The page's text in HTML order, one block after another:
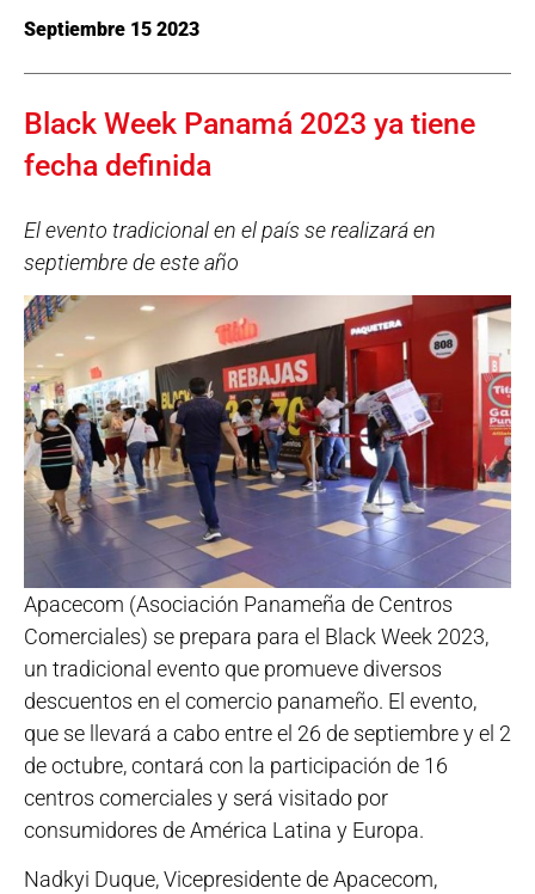
Septiembre 15 2023
Black Week Panamá 2023 ya tiene
fecha definida
El evento tradicional en el país se realizará en
septiembre de este año
Apacecom (Asociación Panameña de Centros
Comerciales) se prepara para el Black Week 2023,
un tradicional evento que promueve diversos
descuentos en el comercio panameño. El evento,
que se llevará a cabo entre el 26 de septiembre y el 2
de octubre, contará con la participación de 16
centros comerciales y será visitado por
consumidores de América Latina y Europa.
Nadkyi Duque, Vicepresidente de Apacecom,